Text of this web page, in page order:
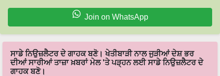
Join on WhatsApp
ਸਾਡੇ ਨਿਉਜ਼ਲੈਟਰ ਦੇ ਗਾਹਕ ਬਣੋ। ਖੇਤੀਬਾੜੀ ਨਾਲ ਜੁੜੀਆਂ ਦੇਸ਼ ਭਰ
ਦੀਆਂ ਸਾਰੀਆਂ ਤਾਜ਼ਾ ਖ਼ਬਰਾਂ ਮੇਲ 'ਤੇ ਪੜ੍ਹਨ ਲਈ ਸਾਡੇ ਨਿਉਜ਼ਲੈਟਰ ਦੇ
ਗਾਹਕ ਬਣੋ।